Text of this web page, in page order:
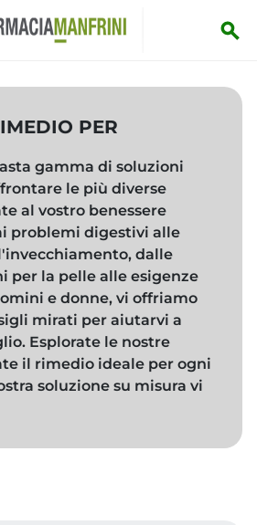
PER
gamma di soluzioni
le più diverse
al vostro benessere
problemi digestivi alle
dalle
per la pelle alle esigenze
e donne, vi offriamo
mirati per aiutarvi a
Esplorate le nostre
il rimedio ideale per ogni
soluzione su misura vi